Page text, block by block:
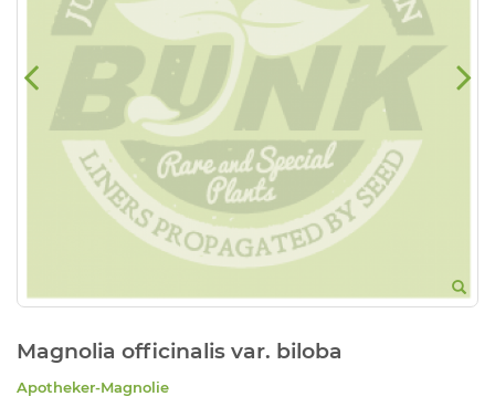
Magnolia officinalis var. biloba
Apotheker-Magnolie